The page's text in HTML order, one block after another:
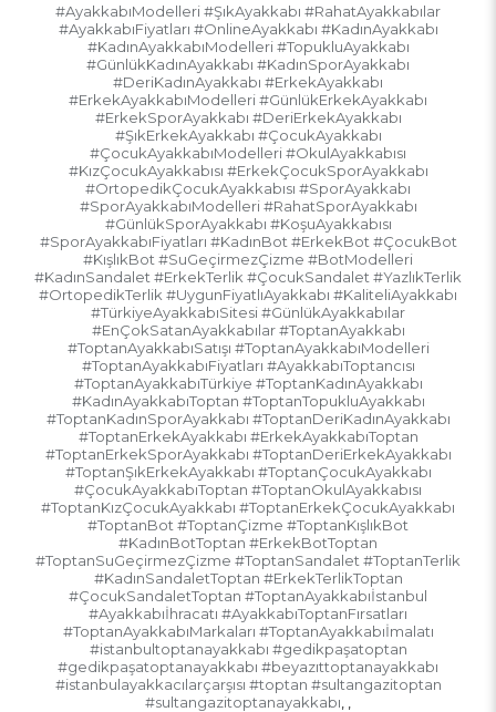
#AyakkabıModelleri #ŞıkAyakkabı #RahatAyakkabılar
#AyakkabıFiyatları #OnlineAyakkabı #KadınAyakkabı
#KadınAyakkabıModelleri #TopukluAyakkabı
#GünlükKadınAyakkabı #KadınSporAyakkabı
#DeriKadınAyakkabı #ErkekAyakkabı
#ErkekAyakkabıModelleri #GünlükErkekAyakkabı
#ErkekSporAyakkabı #DeriErkekAyakkabı
#ŞıkErkekAyakkabı #ÇocukAyakkabı
#ÇocukAyakkabıModelleri #OkulAyakkabısı
#KızÇocukAyakkabısı #ErkekÇocukSporAyakkabı
#OrtopedikÇocukAyakkabısı #SporAyakkabı
#SporAyakkabıModelleri #RahatSporAyakkabı
#GünlükSporAyakkabı #KoşuAyakkabısı
#SporAyakkabıFiyatları #KadınBot #ErkekBot #ÇocukBot
#KışlıkBot #SuGeçirmezÇizme #BotModelleri
#KadınSandalet #ErkekTerlik #ÇocukSandalet #YazlıkTerlik
#OrtopedikTerlik #UygunFiyatlıAyakkabı #KaliteliAyakkabı
#TürkiyeAyakkabıSitesi #GünlükAyakkabılar
#EnÇokSatanAyakkabılar #ToptanAyakkabı
#ToptanAyakkabıSatışı #ToptanAyakkabıModelleri
#ToptanAyakkabıFiyatları #AyakkabıToptancısı
#ToptanAyakkabıTürkiye #ToptanKadınAyakkabı
#KadınAyakkabıToptan #ToptanTopukluAyakkabı
#ToptanKadınSporAyakkabı #ToptanDeriKadınAyakkabı
#ToptanErkekAyakkabı #ErkekAyakkabıToptan
#ToptanErkekSporAyakkabı #ToptanDeriErkekAyakkabı
#ToptanŞıkErkekAyakkabı #ToptanÇocukAyakkabı
#ÇocukAyakkabıToptan #ToptanOkulAyakkabısı
#ToptanKızÇocukAyakkabı #ToptanErkekÇocukAyakkabı
#ToptanBot #ToptanÇizme #ToptanKışlıkBot
#KadınBotToptan #ErkekBotToptan
#ToptanSuGeçirmezÇizme #ToptanSandalet #ToptanTerlik
#KadınSandaletToptan #ErkekTerlikToptan
#ÇocukSandaletToptan #ToptanAyakkabıİstanbul
#Ayakkabıİhracatı #AyakkabıToptanFırsatları
#ToptanAyakkabıMarkaları #ToptanAyakkabıİmalatı
#istanbultoptanayakkabı #gedikpaşatoptan
#gedikpaşatoptanayakkabı #beyazıttoptanayakkabı
#istanbulayakkacılarçarşısı #toptan #sultangazitoptan
#sultangazitoptanayakkabı